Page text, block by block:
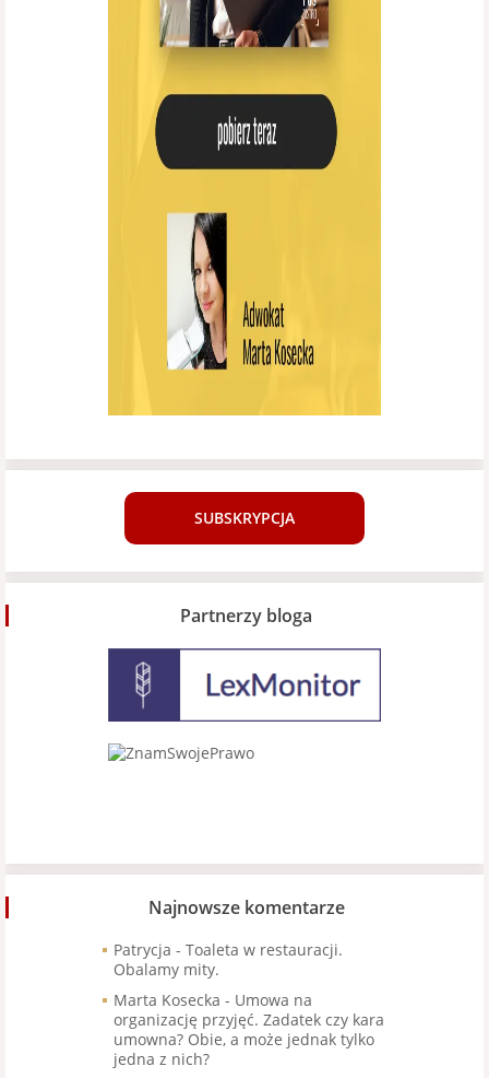
SUBSKRYPCJA
Partnerzy bloga
Najnowsze komentarze
Patrycja - Toaleta w restauracji.
Obalamy mity.
Marta Kosecka - Umowa na
organizację przyjęć. Zadatek czy kara
umowna? Obie, a może jednak tylko
jedna z nich?